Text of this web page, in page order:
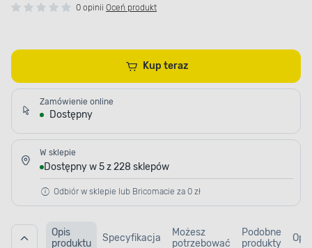
0 opinii Oceń produkt
Kup teraz
Zamówienie online
Dostępny
W sklepie
Dostępny w 5 z 228 sklepów
Odbiór w sklepie lub Bricomacie za 0 zł
Opis
produktu
Specyfikacja
Możesz
potrzebować
Podobne
produkty